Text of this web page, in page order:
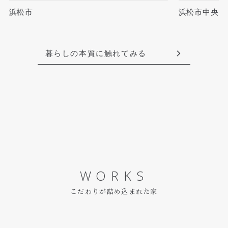
浜松市 浜松市中央
暮らしの本質に触れてみる
WORKS
こだわりが詰め込まれた家